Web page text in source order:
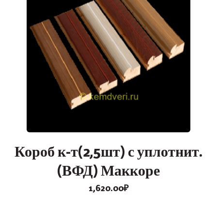
Короб к-т(2,5шт) с уплотнит.
(ВФД) Маккоре
1,620.00₽